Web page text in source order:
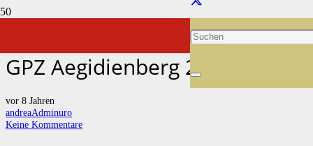
Seminare für Gaited Worker
GPZ Aegidienberg 2019
vor 8 Jahren
andreaAdminuro
Keine Kommentare